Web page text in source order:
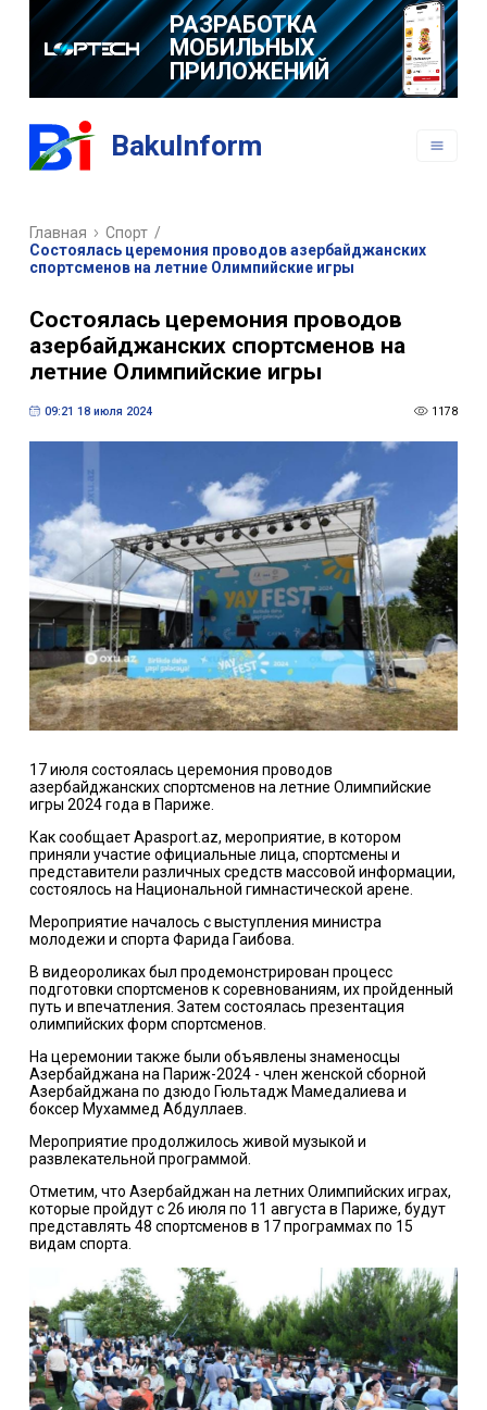
РАЗРАБОТКА
МОБИЛЬНЫХ
ПРИЛОЖЕНИЙ
BakuInform
Главная Спорт /
Состоялась церемония проводов азербайджанских
спортсменов на летние Олимпийские игры
Состоялась церемония проводов
азербайджанских спортсменов на
летние Олимпийские игры
09:21 18 июля 2024 1178
17 июля состоялась церемония проводов
азербайджанских спортсменов на летние Олимпийские
игры 2024 года в Париже.
Как сообщает Apasport.az, мероприятие, в котором
приняли участие официальные лица, спортсмены и
представители различных средств массовой информации,
состоялось на Национальной гимнастической арене.
Мероприятие началось с выступления министра
молодежи и спорта Фарида Гаибова.
В видеороликах был продемонстрирован процесс
подготовки спортсменов к соревнованиям, их пройденный
путь и впечатления. Затем состоялась презентация
олимпийских форм спортсменов.
На церемонии также были объявлены знаменосцы
Азербайджана на Париж-2024 - член женской сборной
Азербайджана по дзюдо Гюльтадж Мамедалиева и
боксер Мухаммед Абдуллаев.
Мероприятие продолжилось живой музыкой и
развлекательной программой.
Отметим, что Азербайджан на летних Олимпийских играх,
которые пройдут с 26 июля по 11 августа в Париже, будут
представлять 48 спортсменов в 17 программах по 15
видам спорта.